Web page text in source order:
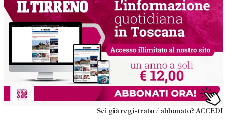
Sei già registrato / abbonato? ACCEDI